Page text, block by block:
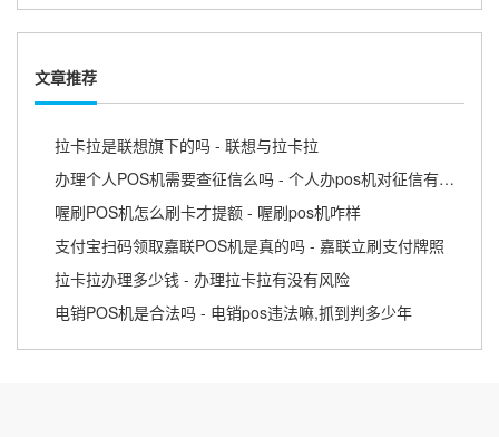
文章推荐
拉卡拉是联想旗下的吗 - 联想与拉卡拉
办理个人POS机需要查征信么吗 - 个人办pos机对征信有影响吗
喔刷POS机怎么刷卡才提额 - 喔刷pos机咋样
支付宝扫码领取嘉联POS机是真的吗 - 嘉联立刷支付牌照
拉卡拉办理多少钱 - 办理拉卡拉有没有风险
电销POS机是合法吗 - 电销pos违法嘛,抓到判多少年